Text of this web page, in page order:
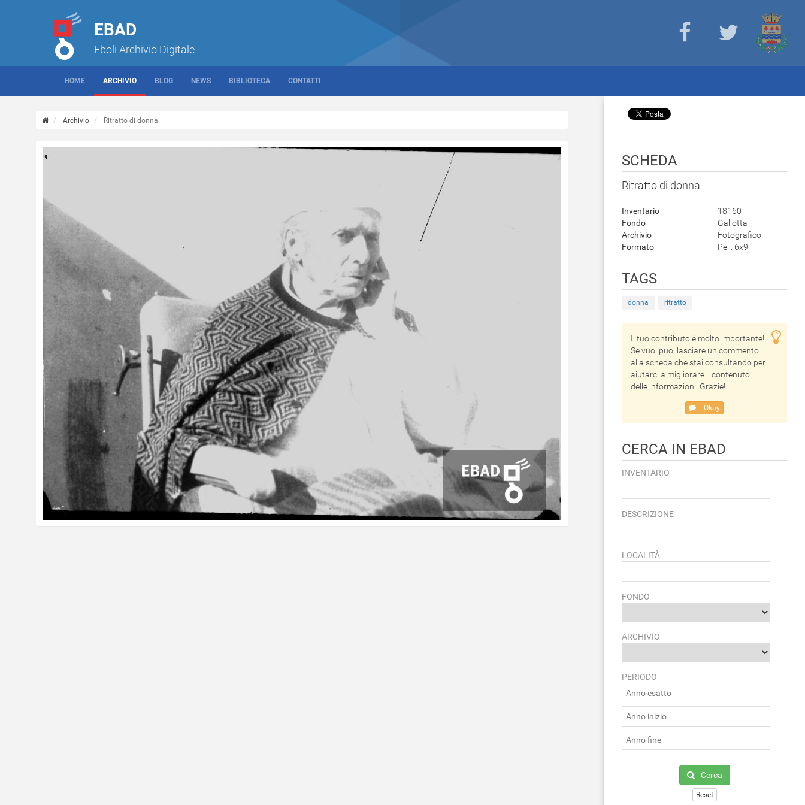
EBAD
Eboli Archivio Digitale
HOME ARCHIVIO BLOG NEWS BIBLIOTECA CONTATTI
Archivio Ritratto di donna
SCHEDA
Ritratto di donna
Inventario
18160
Fondo
Gallotta
Archivio
Fotografico
Formato
Pell. 6x9
TAGS
donna ritratto
Il tuo contributo è molto importante!
Se vuoi puoi lasciare un commento
alla scheda che stai consultando per
aiutarci a migliorare il contenuto
delle informazioni. Grazie!
Okay
CERCA IN EBAD
INVENTARIO
DESCRIZIONE
LOCALITÀ
FONDO
ARCHIVIO
PERIODO
Cerca
Reset